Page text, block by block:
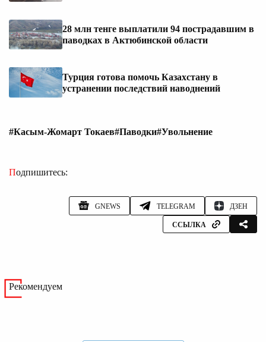
28 млн тенге выплатили 94 пострадавшим в
паводках в Актюбинской области
Турция готова помочь Казахстану в
устранении последствий наводнений
#Касым-Жомарт Токаев#Паводки#Увольнение
Подпишитесь:
GNEWS TELEGRAM ДЗЕН
ССЫЛКА
Рекомендуем